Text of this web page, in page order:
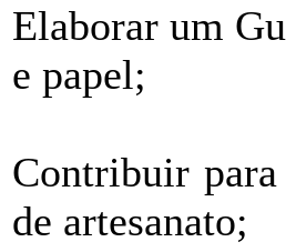
Elaborar um
e papel;
Contribuir
de artesanato;